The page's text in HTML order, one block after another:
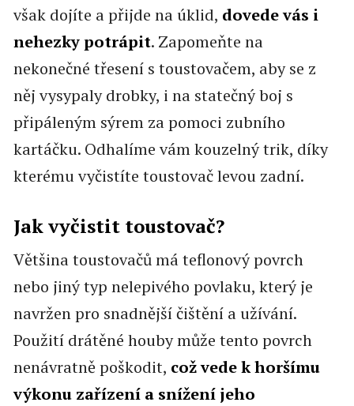
však dojíte a přijde na úklid, dovede vás i
nehezky potrápit. Zapomeňte na
nekonečné třesení s toustovačem, aby se z
něj vysypaly drobky, i na statečný boj s
připáleným sýrem za pomoci zubního
kartáčku. Odhalíme vám kouzelný trik, díky
kterému vyčistíte toustovač levou zadní.
Jak vyčistit toustovač?
Většina toustovačů má teflonový povrch
nebo jiný typ nelepivého povlaku, který je
navržen pro snadnější čištění a užívání.
Použití drátěné houby může tento povrch
nenávratně poškodit, což vede k horšímu
výkonu zařízení a snížení jeho